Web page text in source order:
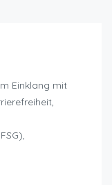
Einklang mit